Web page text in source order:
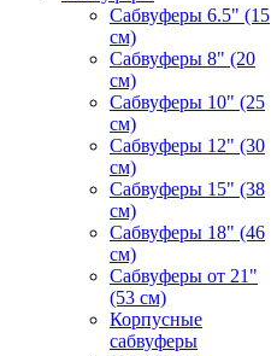
Сабвуферы 6.5" (15
см)
Сабвуферы 8" (20
см)
Сабвуферы 10" (25
см)
Сабвуферы 12" (30
см)
Сабвуферы 15" (38
см)
Сабвуферы 18" (46
см)
Сабвуферы от 21"
(53 см)
Корпусные
сабвуферы